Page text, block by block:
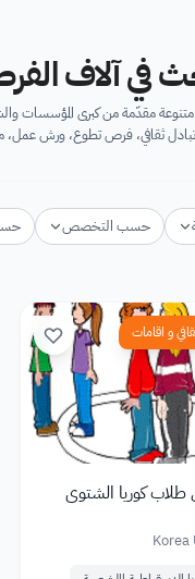
في آلاف
مقدّمة من كبرى المؤسسات
تبادل ثقافي، فرص تطوع، ورش عمل،
حسب التخصص
و اقامات
طلاب كوريا الشتوي
Korea